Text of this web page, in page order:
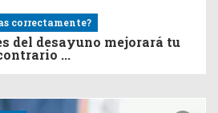
correctamente?
del desayuno mejorará tu
...